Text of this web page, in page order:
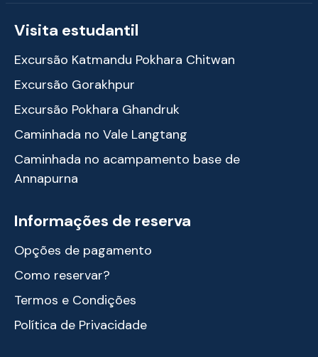
Visita estudantil
Excursão Katmandu Pokhara Chitwan
Excursão Gorakhpur
Excursão Pokhara Ghandruk
Caminhada no Vale Langtang
Caminhada no acampamento base de
Annapurna
Informações de reserva
Opções de pagamento
Como reservar?
Termos e Condições
Política de Privacidade